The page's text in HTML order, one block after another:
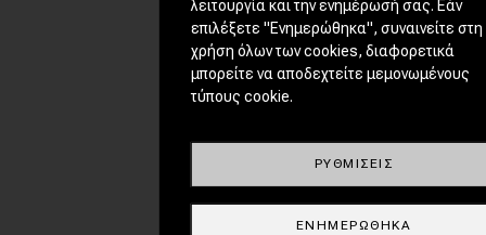
Δοκιμή
Αποστολή
Συγκρίνουμε
WRC
λειτουργία και την ενημέρωσή σας. Εάν
επιλέξετε "Ενημερώθηκα", συναινείτε στη
χρήση όλων των cookies, διαφορετικά
μπορείτε να αποδεχτείτε μεμονωμένους
τύπους cookie.
ΡΥΘΜΊΣΕΙΣ
ΕΝΗΜΕΡΏΘΗΚΑ